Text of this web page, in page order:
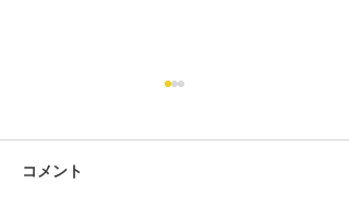
コメント